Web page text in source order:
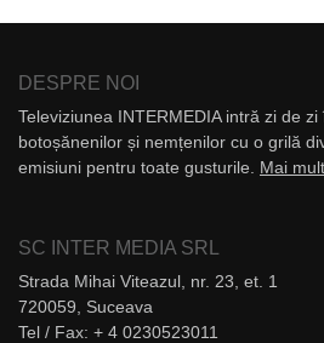
DESPRE NOI
Televiziunea INTERMEDIA intră zi de
botoșănenilor și nemțenilor cu o grilă
emisiuni pentru toate gusturile. Mai
SC INTER MEDIA SRL
Strada Mihai Viteazul, nr. 23, et. 1
720059, Suceava
Tel / Fax: + 4 0230523011